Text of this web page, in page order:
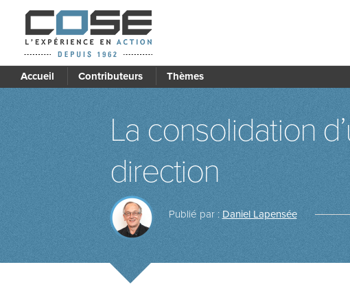
Accueil Contributeurs Thèmes
La consolidation
direction
Publié par : Daniel Lapensée